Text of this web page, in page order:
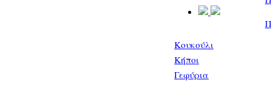
Κουκούλι
Κήποι
Γεφύρια